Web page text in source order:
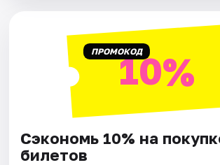
ПРОМОКОД10%
Сэкономь 10% на
билетов